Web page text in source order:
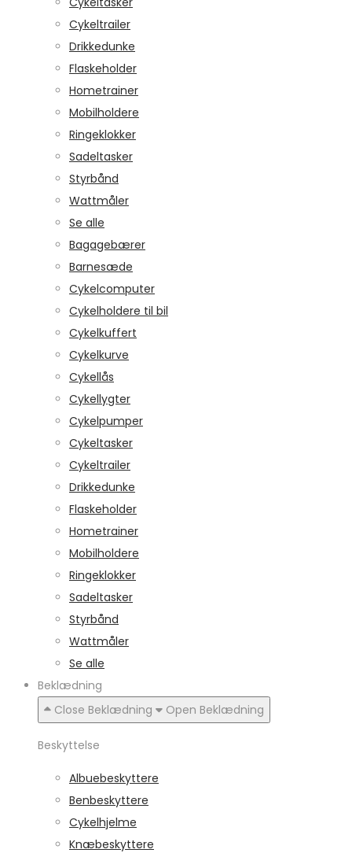
Cykeltrailer
Drikkedunke
Flaskeholder
Hometrainer
Mobilholdere
Ringeklokker
Sadeltasker
Styrbånd
Wattmåler
Se alle
Bagagebærer
Barnesæde
Cykelcomputer
Cykelholdere til bil
Cykelkuffert
Cykelkurve
Cykellås
Cykellygter
Cykelpumper
Cykeltasker
Cykeltrailer
Drikkedunke
Flaskeholder
Hometrainer
Mobilholdere
Ringeklokker
Sadeltasker
Styrbånd
Wattmåler
Se alle
Beklædning
Close Beklædning
Open Beklædning
Beskyttelse
Albuebeskyttere
Benbeskyttere
Cykelhjelme
Knæbeskyttere